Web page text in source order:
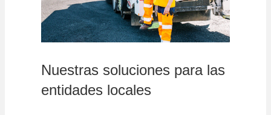
Nuestras soluciones para las
entidades locales